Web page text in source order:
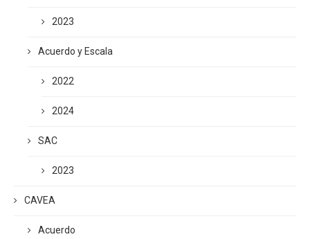
2023
Acuerdo y Escala
2022
2024
SAC
2023
CAVEA
Acuerdo